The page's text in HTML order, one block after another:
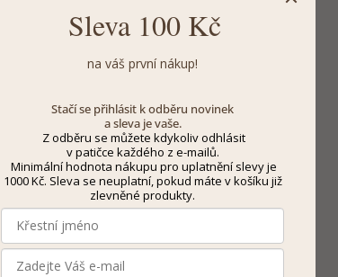
Sleva 100 Kč
na váš první nákup!
Stačí se přihlásit k odběru novinek
a sleva je vaše.
Z odběru se můžete kdykoliv odhlásit
v patičce každého z e-mailů.
Minimální hodnota nákupu pro uplatnění slevy je
1000 Kč. Sleva se neuplatní, pokud máte v košíku již
zlevněné produkty.